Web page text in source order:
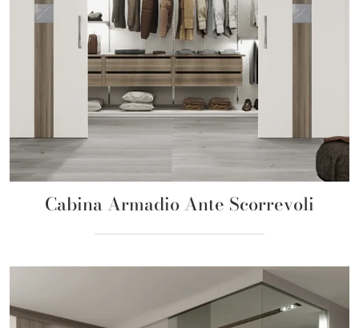
Cabina Armadio Ante Scorrevoli